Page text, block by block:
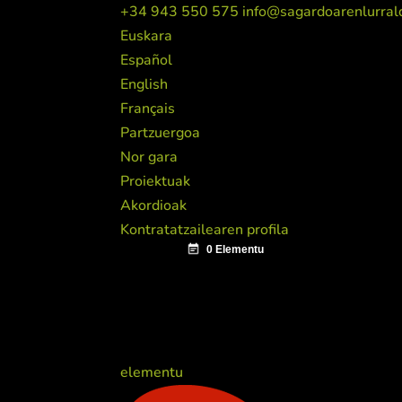
+34 943 550 575
Euskara
Español
English
Français
Partzuergoa
Nor gara
Proiektuak
Akordioak
Kontratatzailearen profila
elementu